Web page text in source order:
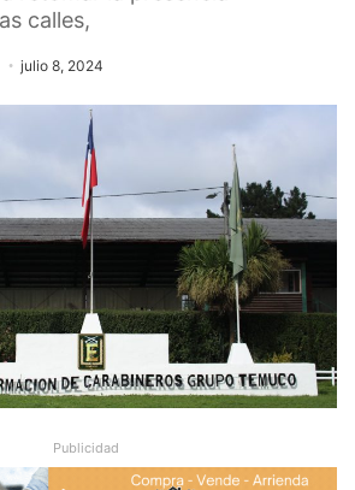
calles,
julio 8, 2024
Publicidad